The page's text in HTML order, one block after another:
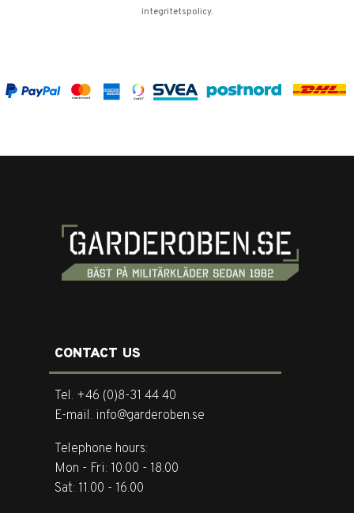
integritetspolicy.
CONTACT US
Tel. +46 (0)8-31 44 40
E-mail. info@garderoben.se
Telephone hours:
Mon - Fri: 10.00 - 18.00
Sat: 11.00 - 16.00